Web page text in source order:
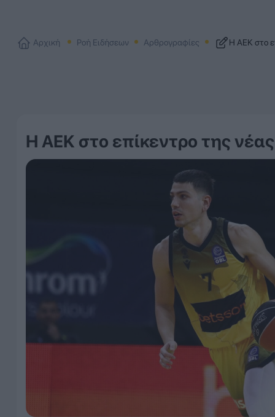
Αρχική Ροή Ειδήσεων Αρθρογραφίες Η ΑΕΚ στο
Η ΑΕΚ στο επίκεντρο της